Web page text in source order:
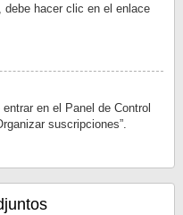
debe hacer clic en el enlace
en el Panel de Control
suscripciones”.